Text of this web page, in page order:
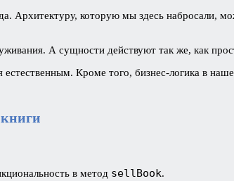
Архитектуру, которую мы здесь набросали,
А сущности действуют так же, как
Кроме того, бизнес-логика в
в метод sellBook.